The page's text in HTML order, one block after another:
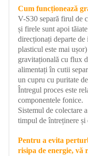
Cum funcționează
V-S30 separă firul de
și firele sunt apoi
direcționați departe
plasticul este mai
gravitațională cu flux
alimentați în cutii
un cupru cu puritate
Întregul proces este
componentele fonice.
Sistemul de colectare
timpul de întreținere
Pentru a evita
risipa de energie, vă